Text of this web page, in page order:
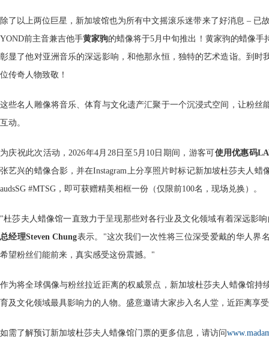
除了以上两位巨星，新加坡馆也为所有中文摇滚乐迷带来了好消息 – 已
YOND前主音兼吉他手黄家驹的蜡像将于5月中旬推出！黄家驹的蜡像手
彰显了他对亚洲音乐的深远影响，和他那永恒，独特的艺术造诣。到时
位传奇人物致敬！
这些名人雕像将音乐、体育与文化遗产汇聚于一个沉浸式空间，让粉丝
互动。
为庆祝此次活动，2026年4月28日至5月10日期间，游客可使用优惠码
张艺兴的蜡像合影，并在Instagram上分享照片时标记新加坡杜莎夫人蜡
audsSG #MTSG，即可获赠精美相框一份（仅限前100名，现场兑换）。
"杜莎夫人蜡像馆一直致力于呈现那些对各行业及文化领域有着深远影
总经理Steven Chung表示。"这次我们一次性将三位深受爱戴的华人界
希望粉丝们能前来，真实感受这份震撼。"
作为将全球偶像与粉丝拉近距离的权威景点，新加坡杜莎夫人蜡像馆持
育及文化领域最具影响力的人物。盛意邀请大家步入名人堂，近距离享
如需了解预订新加坡杜莎夫人蜡像馆门票的更多信息，请访问